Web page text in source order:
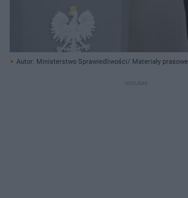
Autor: Ministerstwo Sprawiedliwości/ Materiały prasowe